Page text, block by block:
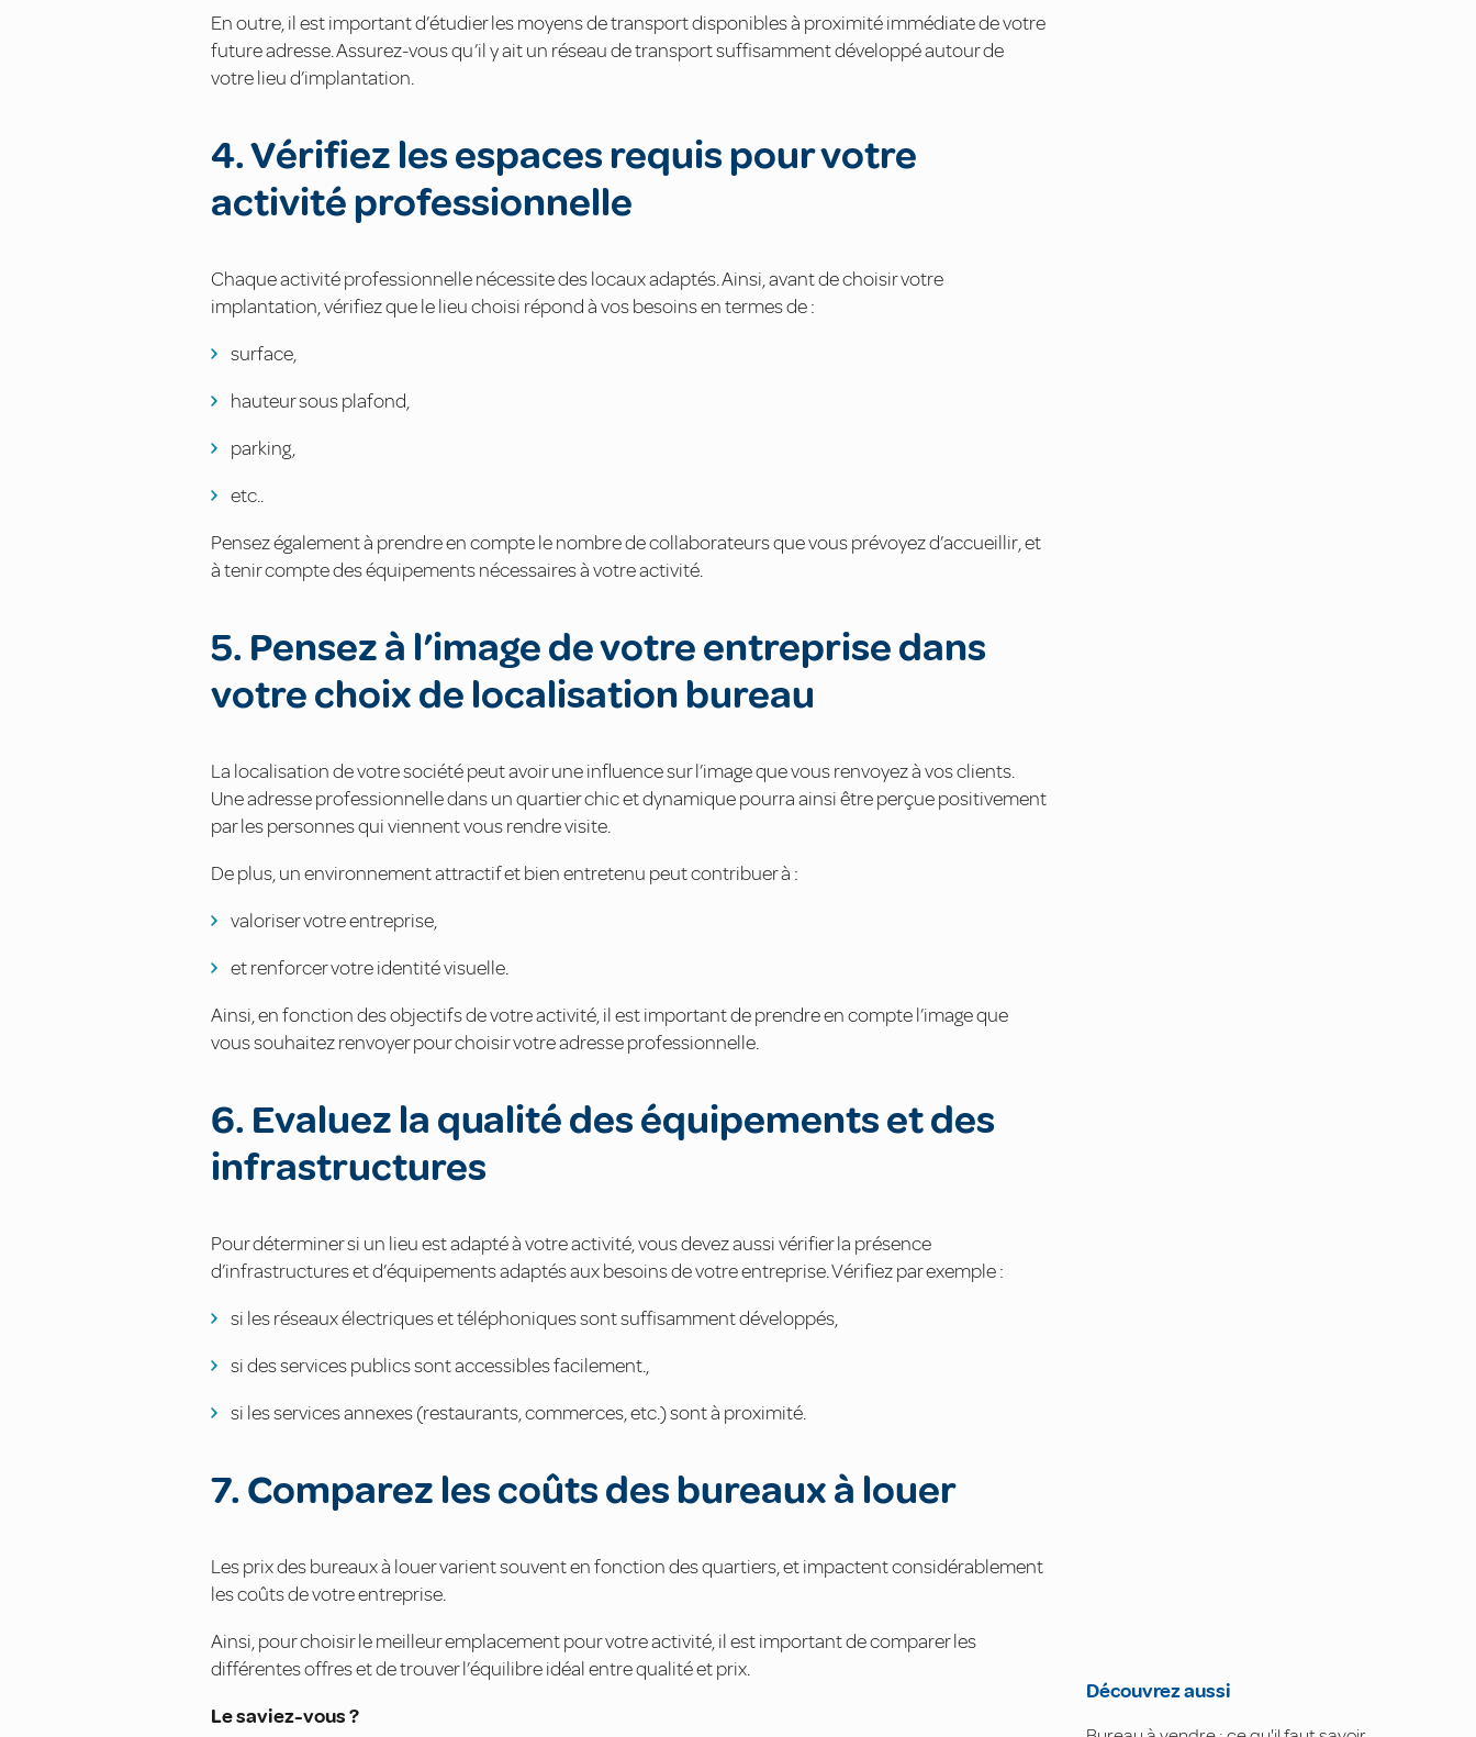
En outre, il est important d’étudier les moyens de transport disponibles à proximité immédiate de votre
future adresse. Assurez-vous qu’il y ait un réseau de transport suffisamment développé autour de
votre lieu d’implantation.
4. Vérifiez les espaces requis pour votre
activité professionnelle
Chaque activité professionnelle nécessite des locaux adaptés. Ainsi, avant de choisir votre
implantation, vérifiez que le lieu choisi répond à vos besoins en termes de :
surface,
hauteur sous plafond,
parking,
etc..
Pensez également à prendre en compte le nombre de collaborateurs que vous prévoyez d’accueillir, et
à tenir compte des équipements nécessaires à votre activité.
5. Pensez à l’image de votre entreprise dans
votre choix de localisation bureau
La localisation de votre société peut avoir une influence sur l’image que vous renvoyez à vos clients.
Une adresse professionnelle dans un quartier chic et dynamique pourra ainsi être perçue positivement
par les personnes qui viennent vous rendre visite.
De plus, un environnement attractif et bien entretenu peut contribuer à :
valoriser votre entreprise,
et renforcer votre identité visuelle.
Ainsi, en fonction des objectifs de votre activité, il est important de prendre en compte l’image que
vous souhaitez renvoyer pour choisir votre adresse professionnelle.
6. Evaluez la qualité des équipements et des
infrastructures
Pour déterminer si un lieu est adapté à votre activité, vous devez aussi vérifier la présence
d’infrastructures et d’équipements adaptés aux besoins de votre entreprise. Vérifiez par exemple :
si les réseaux électriques et téléphoniques sont suffisamment développés,
si des services publics sont accessibles facilement.,
si les services annexes (restaurants, commerces, etc.) sont à proximité.
7. Comparez les coûts des bureaux à louer
Les prix des bureaux à louer varient souvent en fonction des quartiers, et impactent considérablement
les coûts de votre entreprise.
Ainsi, pour choisir le meilleur emplacement pour votre activité, il est important de comparer les
différentes offres et de trouver l’équilibre idéal entre qualité et prix.
Le saviez-vous ?
Découvrez aussi